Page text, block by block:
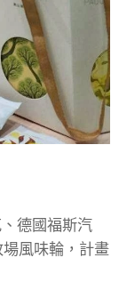
德˙國福斯汽
場風味輪，計畫